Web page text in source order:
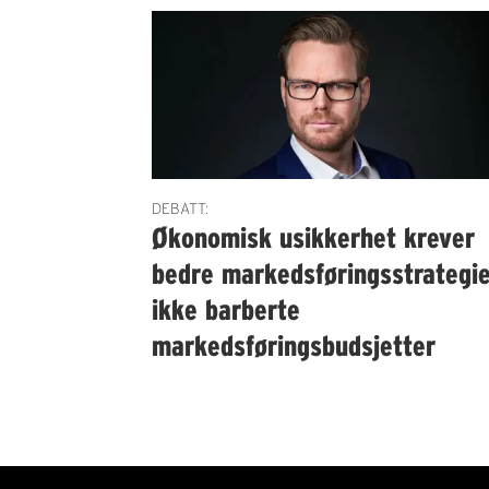
DEBATT:
Økonomisk usikkerhet krever
bedre
ikke barberte
markedsføringsbudsjetter